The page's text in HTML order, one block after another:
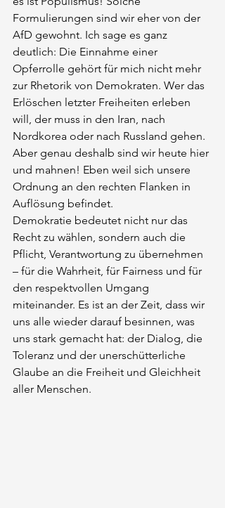
Formulierungen sind wir eher von der
AfD gewohnt. Ich sage es ganz
deutlich: Die Einnahme einer
Opferrolle gehört für mich nicht mehr
zur Rhetorik von Demokraten. Wer das
Erlöschen letzter Freiheiten erleben
will, der muss in den Iran, nach
Nordkorea oder nach Russland gehen.
Aber genau deshalb sind wir heute hier
und mahnen! Eben weil sich unsere
Ordnung an den rechten Flanken in
Auflösung befindet.
Demokratie bedeutet nicht nur das
Recht zu wählen, sondern auch die
Pflicht, Verantwortung zu übernehmen
– für die Wahrheit, für Fairness und für
den respektvollen Umgang
miteinander. Es ist an der Zeit, dass wir
uns alle wieder darauf besinnen, was
uns stark gemacht hat: der Dialog, die
Toleranz und der unerschütterliche
Glaube an die Freiheit und Gleichheit
aller Menschen.